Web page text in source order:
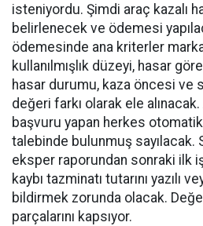
isteniyordu. Şimdi araç kazalı
belirlenecek ve ödemesi
ödemesinde ana kriterler
kullanılmışlık düzeyi, hasar
hasar durumu, kaza öncesi ve
değeri farkı olarak ele
başvuru yapan herkes
talebinde bulunmuş sayılacak.
eksper raporundan sonraki ilk
kaybı tazminatı tutarını yazılı
bildirmek zorunda olacak.
parçalarını kapsıyor.